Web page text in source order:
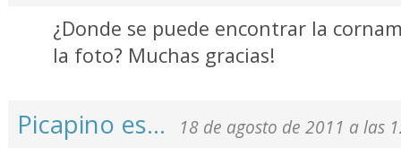
¿Donde se puede encontrar la
la foto? Muchas gracias!
Picapino es... 18 de agosto de 2011 a las